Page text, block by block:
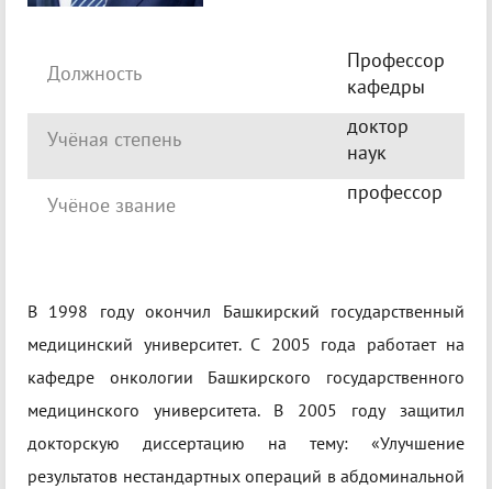
Должность
Профессор
кафедры
Учёная степень
доктор
наук
Учёное звание
профессор
В 1998 году окончил Башкирский государственный
медицинский университет. С 2005 года работает на
кафедре онкологии Башкирского государственного
медицинского университета. В 2005 году защитил
докторскую диссертацию на тему: «Улучшение
результатов нестандартных операций в абдоминальной